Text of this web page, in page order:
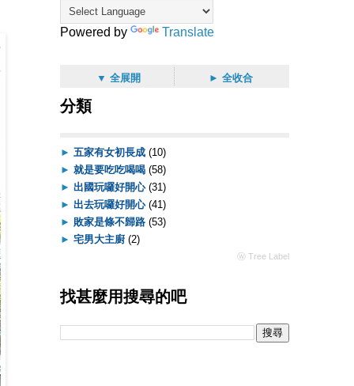
Powered by Translate
▼ 全展開 ► 全收合
分類
► 五家有女初長成 (10)
► 就是要吃吃喝喝 (58)
► 出國玩囉好開心 (31)
► 出去玩囉好開心 (41)
► 敗家是條不歸路 (53)
► 宅男大主廚 (2)
ⓦ Tree Label
找甚麼用搜尋的吧